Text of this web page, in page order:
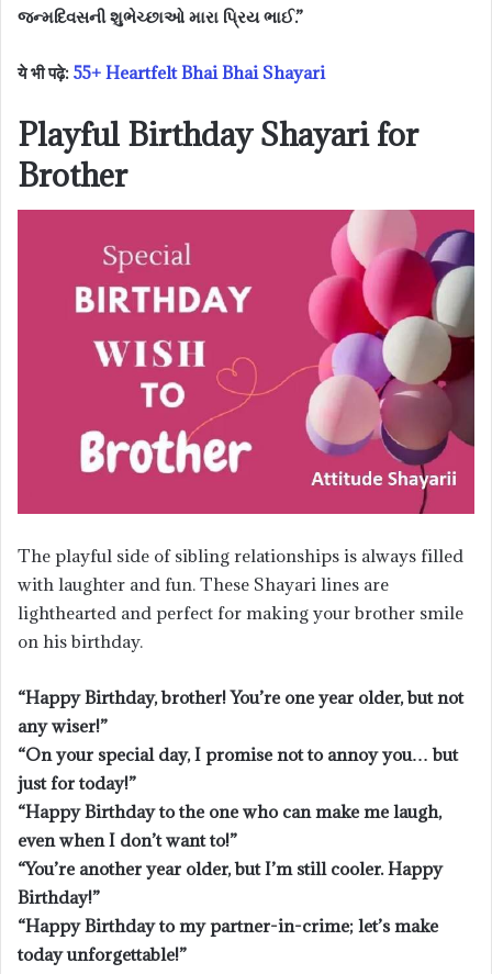
જન્મદિવસની શુભેચ્છાઓ મારા પ્રિય ભાઈ.”
ये भी पढ़े: 55+ Heartfelt Bhai Bhai Shayari
Playful Birthday Shayari for
Brother
The playful side of sibling relationships is always filled
with laughter and fun. These Shayari lines are
lighthearted and perfect for making your brother smile
on his birthday.
“Happy Birthday, brother! You’re one year older, but not
any wiser!”
“On your special day, I promise not to annoy you… but
just for today!”
“Happy Birthday to the one who can make me laugh,
even when I don’t want to!”
“You’re another year older, but I’m still cooler. Happy
Birthday!”
“Happy Birthday to my partner-in-crime; let’s make
today unforgettable!”